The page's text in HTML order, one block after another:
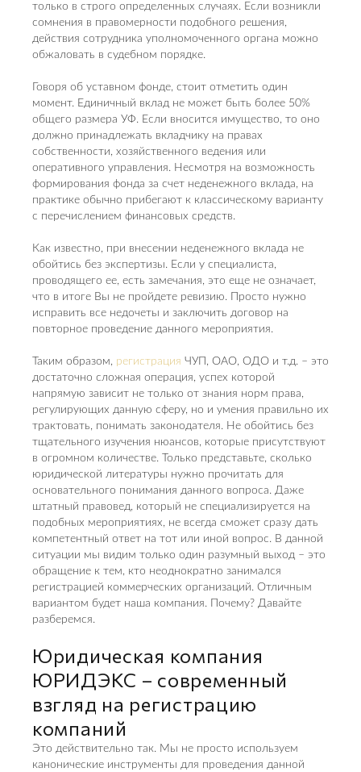
только в строго определенных случаях. Если возникли
сомнения в правомерности подобного решения,
действия сотрудника уполномоченного органа можно
обжаловать в судебном порядке.
Говоря об уставном фонде, стоит отметить один
момент. Единичный вклад не может быть более 50%
общего размера УФ. Если вносится имущество, то оно
должно принадлежать вкладчику на правах
собственности, хозяйственного ведения или
оперативного управления. Несмотря на возможность
формирования фонда за счет неденежного вклада, на
практике обычно прибегают к классическому варианту
с перечислением финансовых средств.
Как известно, при внесении неденежного вклада не
обойтись без экспертизы. Если у специалиста,
проводящего ее, есть замечания, это еще не означает,
что в итоге Вы не пройдете ревизию. Просто нужно
исправить все недочеты и заключить договор на
повторное проведение данного мероприятия.
Таким образом, регистрация ЧУП, ОАО, ОДО и т.д. – это
достаточно сложная операция, успех которой
напрямую зависит не только от знания норм права,
регулирующих данную сферу, но и умения правильно их
трактовать, понимать законодателя. Не обойтись без
тщательного изучения нюансов, которые присутствуют
в огромном количестве. Только представьте, сколько
юридической литературы нужно прочитать для
основательного понимания данного вопроса. Даже
штатный правовед, который не специализируется на
подобных мероприятиях, не всегда сможет сразу дать
компетентный ответ на тот или иной вопрос. В данной
ситуации мы видим только один разумный выход – это
обращение к тем, кто неоднократно занимался
регистрацией коммерческих организаций. Отличным
вариантом будет наша компания. Почему? Давайте
разберемся.
Юридическая компания
ЮРИДЭКС ­– современный
взгляд на регистрацию
компаний
Это действительно так. Мы не просто используем
канонические инструменты для проведения данной